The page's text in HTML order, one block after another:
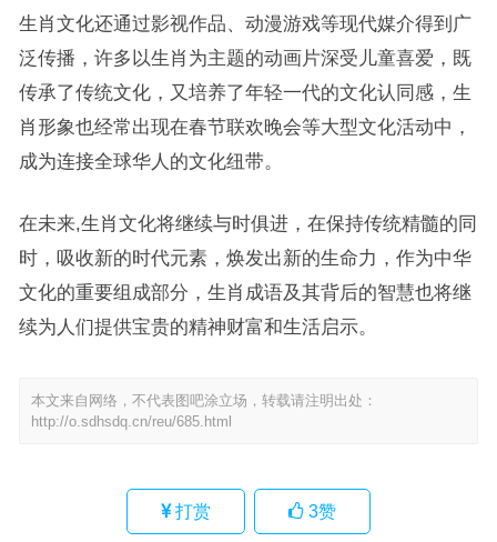
生肖文化还通过影视作品、动漫游戏等现代媒介得到广
泛传播，许多以生肖为主题的动画片深受儿童喜爱，既
传承了传统文化，又培养了年轻一代的文化认同感，生
肖形象也经常出现在春节联欢晚会等大型文化活动中，
成为连接全球华人的文化纽带。
在未来,生肖文化将继续与时俱进，在保持传统精髓的同
时，吸收新的时代元素，焕发出新的生命力，作为中华
文化的重要组成部分，生肖成语及其背后的智慧也将继
续为人们提供宝贵的精神财富和生活启示。
本文来自网络，不代表图吧涂立场，转载请注明出处：
http://o.sdhsdq.cn/reu/685.html
打赏 3赞